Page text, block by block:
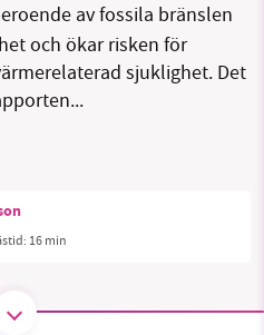
inlägg Tipsa oss
av fossila bränslen
och ökar risken för
sjuklighet. Det
16 min